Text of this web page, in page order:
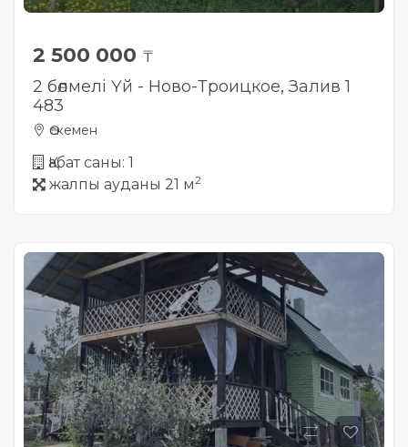
2 500 000 ₸
2 бөлмелі Үй - Ново-Троицкое, Залив 1
483
Өскемен
Қабат саны: 1
жалпы ауданы 21 м2